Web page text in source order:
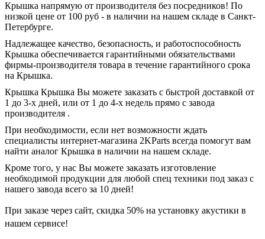
Крышка напрямую от производителя без посредников! По
низкой цене от 100 руб - в наличии на нашем складе в Санкт-
Петербурге.
Надлежащее качество, безопасность, и работоспособность
Крышка обеспечивается гарантийными обязательствами
фирмы-производителя товара в течение гарантийного срока
на Крышка.
Крышка Крышка Вы можете заказать с быстрой доставкой от
1 до 3-х дней, или от 1 до 4-х недель прямо с завода
производителя .
При необходимости, если нет возможности ждать
специалисты интернет-магазина 2KParts всегда помогут вам
найти аналог Крышка в наличии на нашем складе.
Кроме того, у нас Вы можете заказать изготовление
необходимой продукции для любой спец техники под заказ с
нашего завода всего за 10 дней!
При заказе через сайт, скидка 50% на установку акустики в
нашем сервисе!